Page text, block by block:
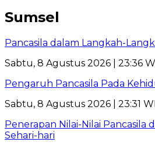
Sumsel
Pancasila dalam Langkah-
Sabtu, 8 Agustus 2026 | 23:36
Pengaruh Pancasila Pada
Sabtu, 8 Agustus 2026 | 23:31
Penerapan Nilai-Nilai Pancasila
Sehari-hari